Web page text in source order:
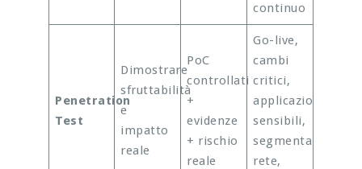
continuo
Penetration
Test
Dimostrare
sfruttabilità
e
impatto
reale
PoC
controllati
+
evidenze
+ rischio
reale
Go-live,
cambi
critici,
applicazioni
sensibili,
segmentazione
rete,